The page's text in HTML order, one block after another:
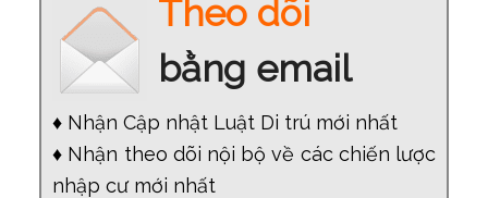
Theo dõi
bằng email
♦ Nhận Cập nhật Luật Di trú mới nhất
♦ Nhận theo dõi nội bộ về các chiến lược
nhập cư mới nhất